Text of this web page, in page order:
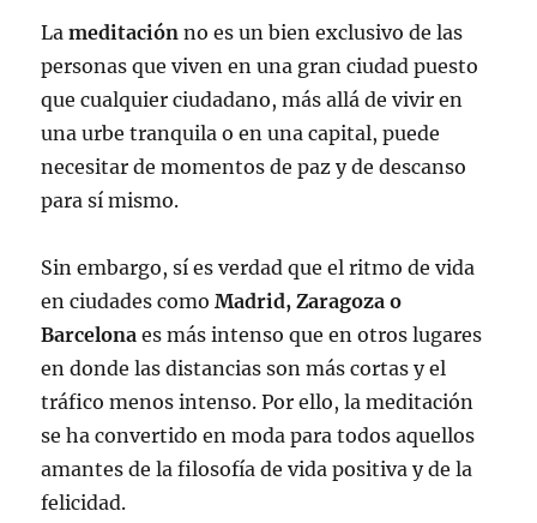
Lameditación no es un bien exclusivo de las
personas que viven en una gran ciudad puesto
que cualquier ciudadano, más allá de vivir en
una urbe tranquila o en una capital, puede
necesitar de momentos de paz y de descanso
para sí mismo.
Sin embargo, sí es verdad que el ritmo de vida
en ciudades comoMadrid, Zaragoza o
Barcelona es más intenso que en otros lugares
en donde las distancias son más cortas y el
tráfico menos intenso. Por ello, la meditación
se ha convertido en moda para todos aquellos
amantes de la filosofía de vida positiva y de la
felicidad.